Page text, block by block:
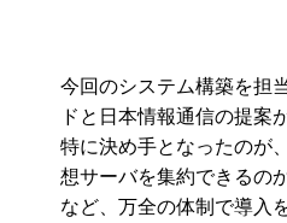
今回のシステム構築を担
ドと日本情報通信の提案
特に決め手となったのが
想サーバを集約できるの
など、万全の体制で導